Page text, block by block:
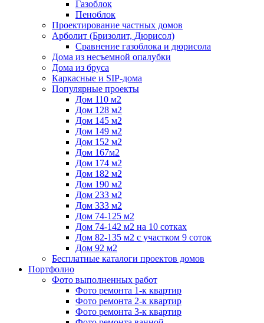
Газоблок
Пеноблок
Проектирование частных домов
Арболит (Бризолит, Дюрисол)
Сравнение газоблока и дюрисола
Дома из несъемной опалубки
Дома из бруса
Каркасные и SIP-дома
Популярные проекты
Дом 110 м2
Дом 128 м2
Дом 145 м2
Дом 149 м2
Дом 152 м2
Дом 167м2
Дом 174 м2
Дом 182 м2
Дом 190 м2
Дом 233 м2
Дом 333 м2
Дом 74-125 м2
Дом 74-142 м2 на 10 сотках
Дом 82-135 м2 с участком 9 соток
Дом 92 м2
Бесплатные каталоги проектов домов
Портфолио
Фото выполненных работ
Фото ремонта 1-к квартир
Фото ремонта 2-к квартир
Фото ремонта 3-к квартир